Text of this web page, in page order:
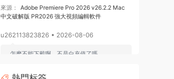
來源：
Adobe Premiere Pro 2026 v26.2.2 Mac
中文破解版 PR2026 強大視頻編輯軟件
u262113823826 • 2026-08-06
怎麽不能下載啊，不是白充值了嗎
來源：
Adobe Premiere Pro 2026 v26.2.2 Mac